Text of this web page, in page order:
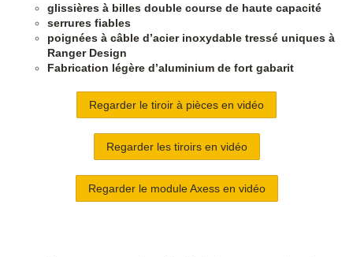
glissières à billes double course de haute capacité
serrures fiables
poignées à câble d’acier inoxydable tressé uniques à
Ranger Design
Fabrication légère d’aluminium de fort gabarit
Regarder le tiroir à pièces en vidéo
Regarder les tiroirs en vidéo
Regarder le module Axess en vidéo